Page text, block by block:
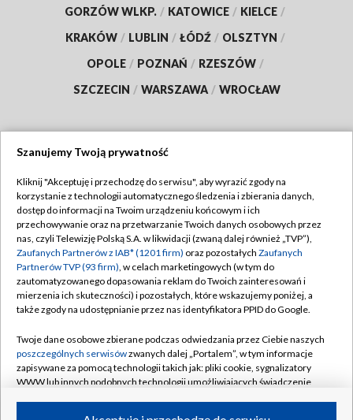
GORZÓW WLKP. / KATOWICE / KIELCE /
KRAKÓW / LUBLIN / ŁÓDŹ / OLSZTYN /
OPOLE / POZNAŃ / RZESZÓW /
SZCZECIN / WARSZAWA / WROCŁAW
TVP
Abonament TVP
Emisja w TVP
Centrum informacji TVP
Naziemna Telewizja Cyfrowa
Rada Programowa
System NOS
Informacje o nadawcy
Regulamin TVP
Polityka prywatności
Moje zgody
Pomoc
Kontakt
Kanały
Szanujemy Twoją prywatność
Kliknij "Akceptuję i przechodzę do serwisu", aby wyrazić zgody na
korzystanie z technologii automatycznego śledzenia i zbierania danych,
dostęp do informacji na Twoim urządzeniu końcowym i ich
przechowywanie oraz na przetwarzanie Twoich danych osobowych przez
nas, czyli Telewizję Polską S.A. w likwidacji (zwaną dalej również „TVP”),
Zaufanych Partnerów z IAB* (1201 firm) oraz pozostałych Zaufanych
Partnerów TVP (93 firm), w celach marketingowych (w tym do
zautomatyzowanego dopasowania reklam do Twoich zainteresowań i
mierzenia ich skuteczności) i pozostałych, które wskazujemy poniżej, a
także zgody na udostępnianie przez nas identyfikatora PPID do Google.
Twoje dane osobowe zbierane podczas odwiedzania przez Ciebie naszych
poszczególnych serwisówzwanych dalej „Portalem”, w tym informacje
zapisywane za pomocą technologii takich jak: pliki cookie, sygnalizatory
WWW lub innych podobnych technologii umożliwiających świadczenie